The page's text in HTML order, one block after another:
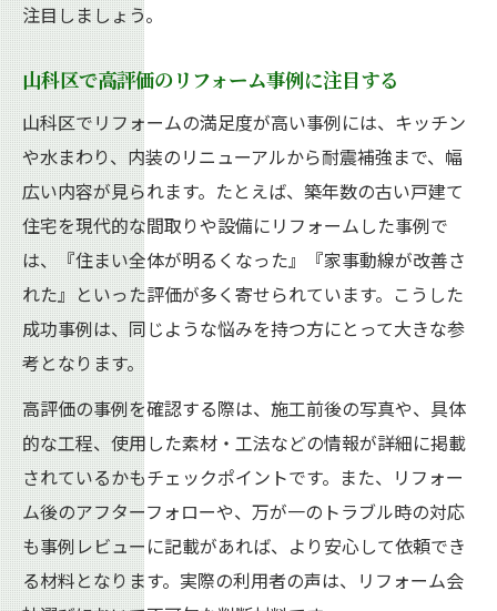
注目しましょう。
山科区で高評価のリフォーム事例に注目する
山科区でリフォームの満足度が高い事例には、キッチン
や水まわり、内装のリニューアルから耐震補強まで、幅
広い内容が見られます。たとえば、築年数の古い戸建て
住宅を現代的な間取りや設備にリフォームした事例で
は、『住まい全体が明るくなった』『家事動線が改善さ
れた』といった評価が多く寄せられています。こうした
成功事例は、同じような悩みを持つ方にとって大きな参
考となります。
高評価の事例を確認する際は、施工前後の写真や、具体
的な工程、使用した素材・工法などの情報が詳細に掲載
されているかもチェックポイントです。また、リフォー
ム後のアフターフォローや、万が一のトラブル時の対応
も事例レビューに記載があれば、より安心して依頼でき
る材料となります。実際の利用者の声は、リフォーム会